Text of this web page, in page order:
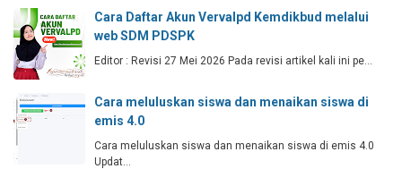
Cara Daftar Akun Vervalpd Kemdikbud melalui
web SDM PDSPK
Editor : Revisi 27 Mei 2026 Pada revisi artikel kali ini pe…
Cara meluluskan siswa dan menaikan siswa di
emis 4.0
Cara meluluskan siswa dan menaikan siswa di emis 4.0
Updat…